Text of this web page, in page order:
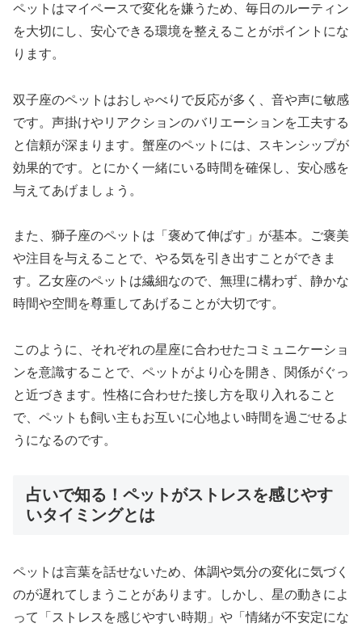
ペットはマイペースで変化を嫌うため、毎日のルーティン
を大切にし、安心できる環境を整えることがポイントにな
ります。
双子座のペットはおしゃべりで反応が多く、音や声に敏感
です。声掛けやリアクションのバリエーションを工夫する
と信頼が深まります。蟹座のペットには、スキンシップが
効果的です。とにかく一緒にいる時間を確保し、安心感を
与えてあげましょう。
また、獅子座のペットは「褒めて伸ばす」が基本。ご褒美
や注目を与えることで、やる気を引き出すことができま
す。乙女座のペットは繊細なので、無理に構わず、静かな
時間や空間を尊重してあげることが大切です。
このように、それぞれの星座に合わせたコミュニケーショ
ンを意識することで、ペットがより心を開き、関係がぐっ
と近づきます。性格に合わせた接し方を取り入れること
で、ペットも飼い主もお互いに心地よい時間を過ごせるよ
うになるのです。
占いで知る！ペットがストレスを感じやす
いタイミングとは
ペットは言葉を話せないため、体調や気分の変化に気づく
のが遅れてしまうことがあります。しかし、星の動きによ
って「ストレスを感じやすい時期」や「情緒が不安定にな